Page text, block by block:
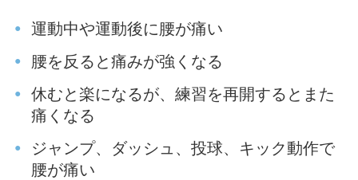
運動中や運動後に腰が痛い
腰を反ると痛みが強くなる
休むと楽になるが、練習を再開するとまた
痛くなる
ジャンプ、ダッシュ、投球、キック動作で
腰が痛い